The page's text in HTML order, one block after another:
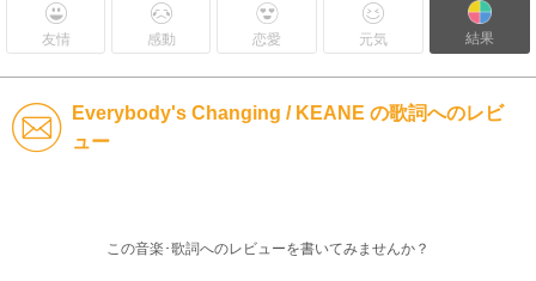
友情 感動 恋愛 元気 結果
Everybody's Changing / KEANE の歌詞へのレビ
ュー
この音楽･歌詞へのレビューを書いてみませんか？